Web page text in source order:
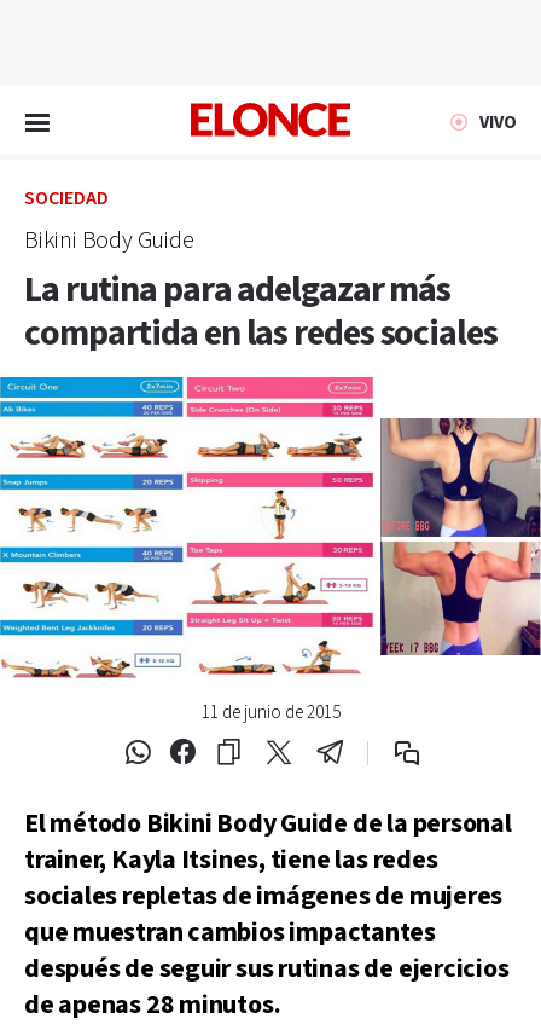
VIVO
SOCIEDAD
Bikini Body Guide
La rutina para adelgazar más
compartida en las redes sociales
11 de junio de 2015
El método Bikini Body Guide de la personal
trainer, Kayla Itsines, tiene las redes
sociales repletas de imágenes de mujeres
que muestran cambios impactantes
después de seguir sus rutinas de ejercicios
de apenas 28 minutos.